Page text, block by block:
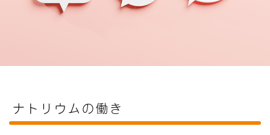
ナトリウムの働き